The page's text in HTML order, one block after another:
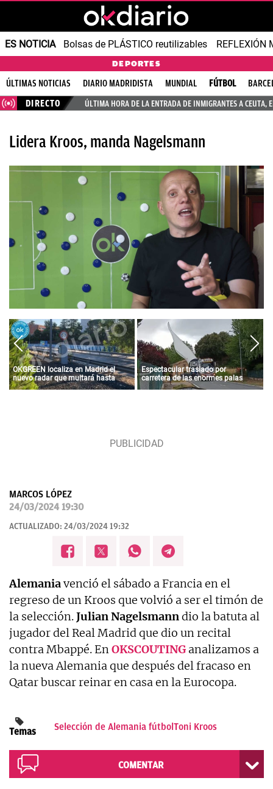
ES NOTICIA Bolsas de PLÁSTICO reutilizables REFLEXIÓN
DEPORTES
ÚLTIMAS NOTICIAS DIARIO MADRIDISTA MUNDIAL FÚTBOL
DIRECTO
ÚLTIMA HORA DE LA ENTRADA DE INMIGRANTES A CEUTA,
Lidera Kroos, manda Nagelsmann
OKGREEN localiza en Madrid el
nuevo radar que multará hasta
con 3.000 euros a los coches más
Espectacular traslado por
carretera de las enormes palas
para un parque eólico de Iberdrola
MARCOS LÓPEZ
24/03/2024 19:30
ACTUALIZADO: 24/03/2024 19:32
Alemaniavenció el sábado a Francia en el
regreso de un Kroos que volvió a ser el timón de
la selección.Julian Nagelsmanndio la batuta al
jugador del Real Madrid que dio un recital
contra Mbappé. EnOKSCOUTING analizamos a
la nueva Alemania que después del fracaso en
Qatar buscar reinar en casa en la Eurocopa.
Temas Selección de Alemania fútbolToni Kroos
COMENTAR